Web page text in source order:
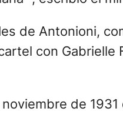
de Antonioni,
con Gabrielle
de